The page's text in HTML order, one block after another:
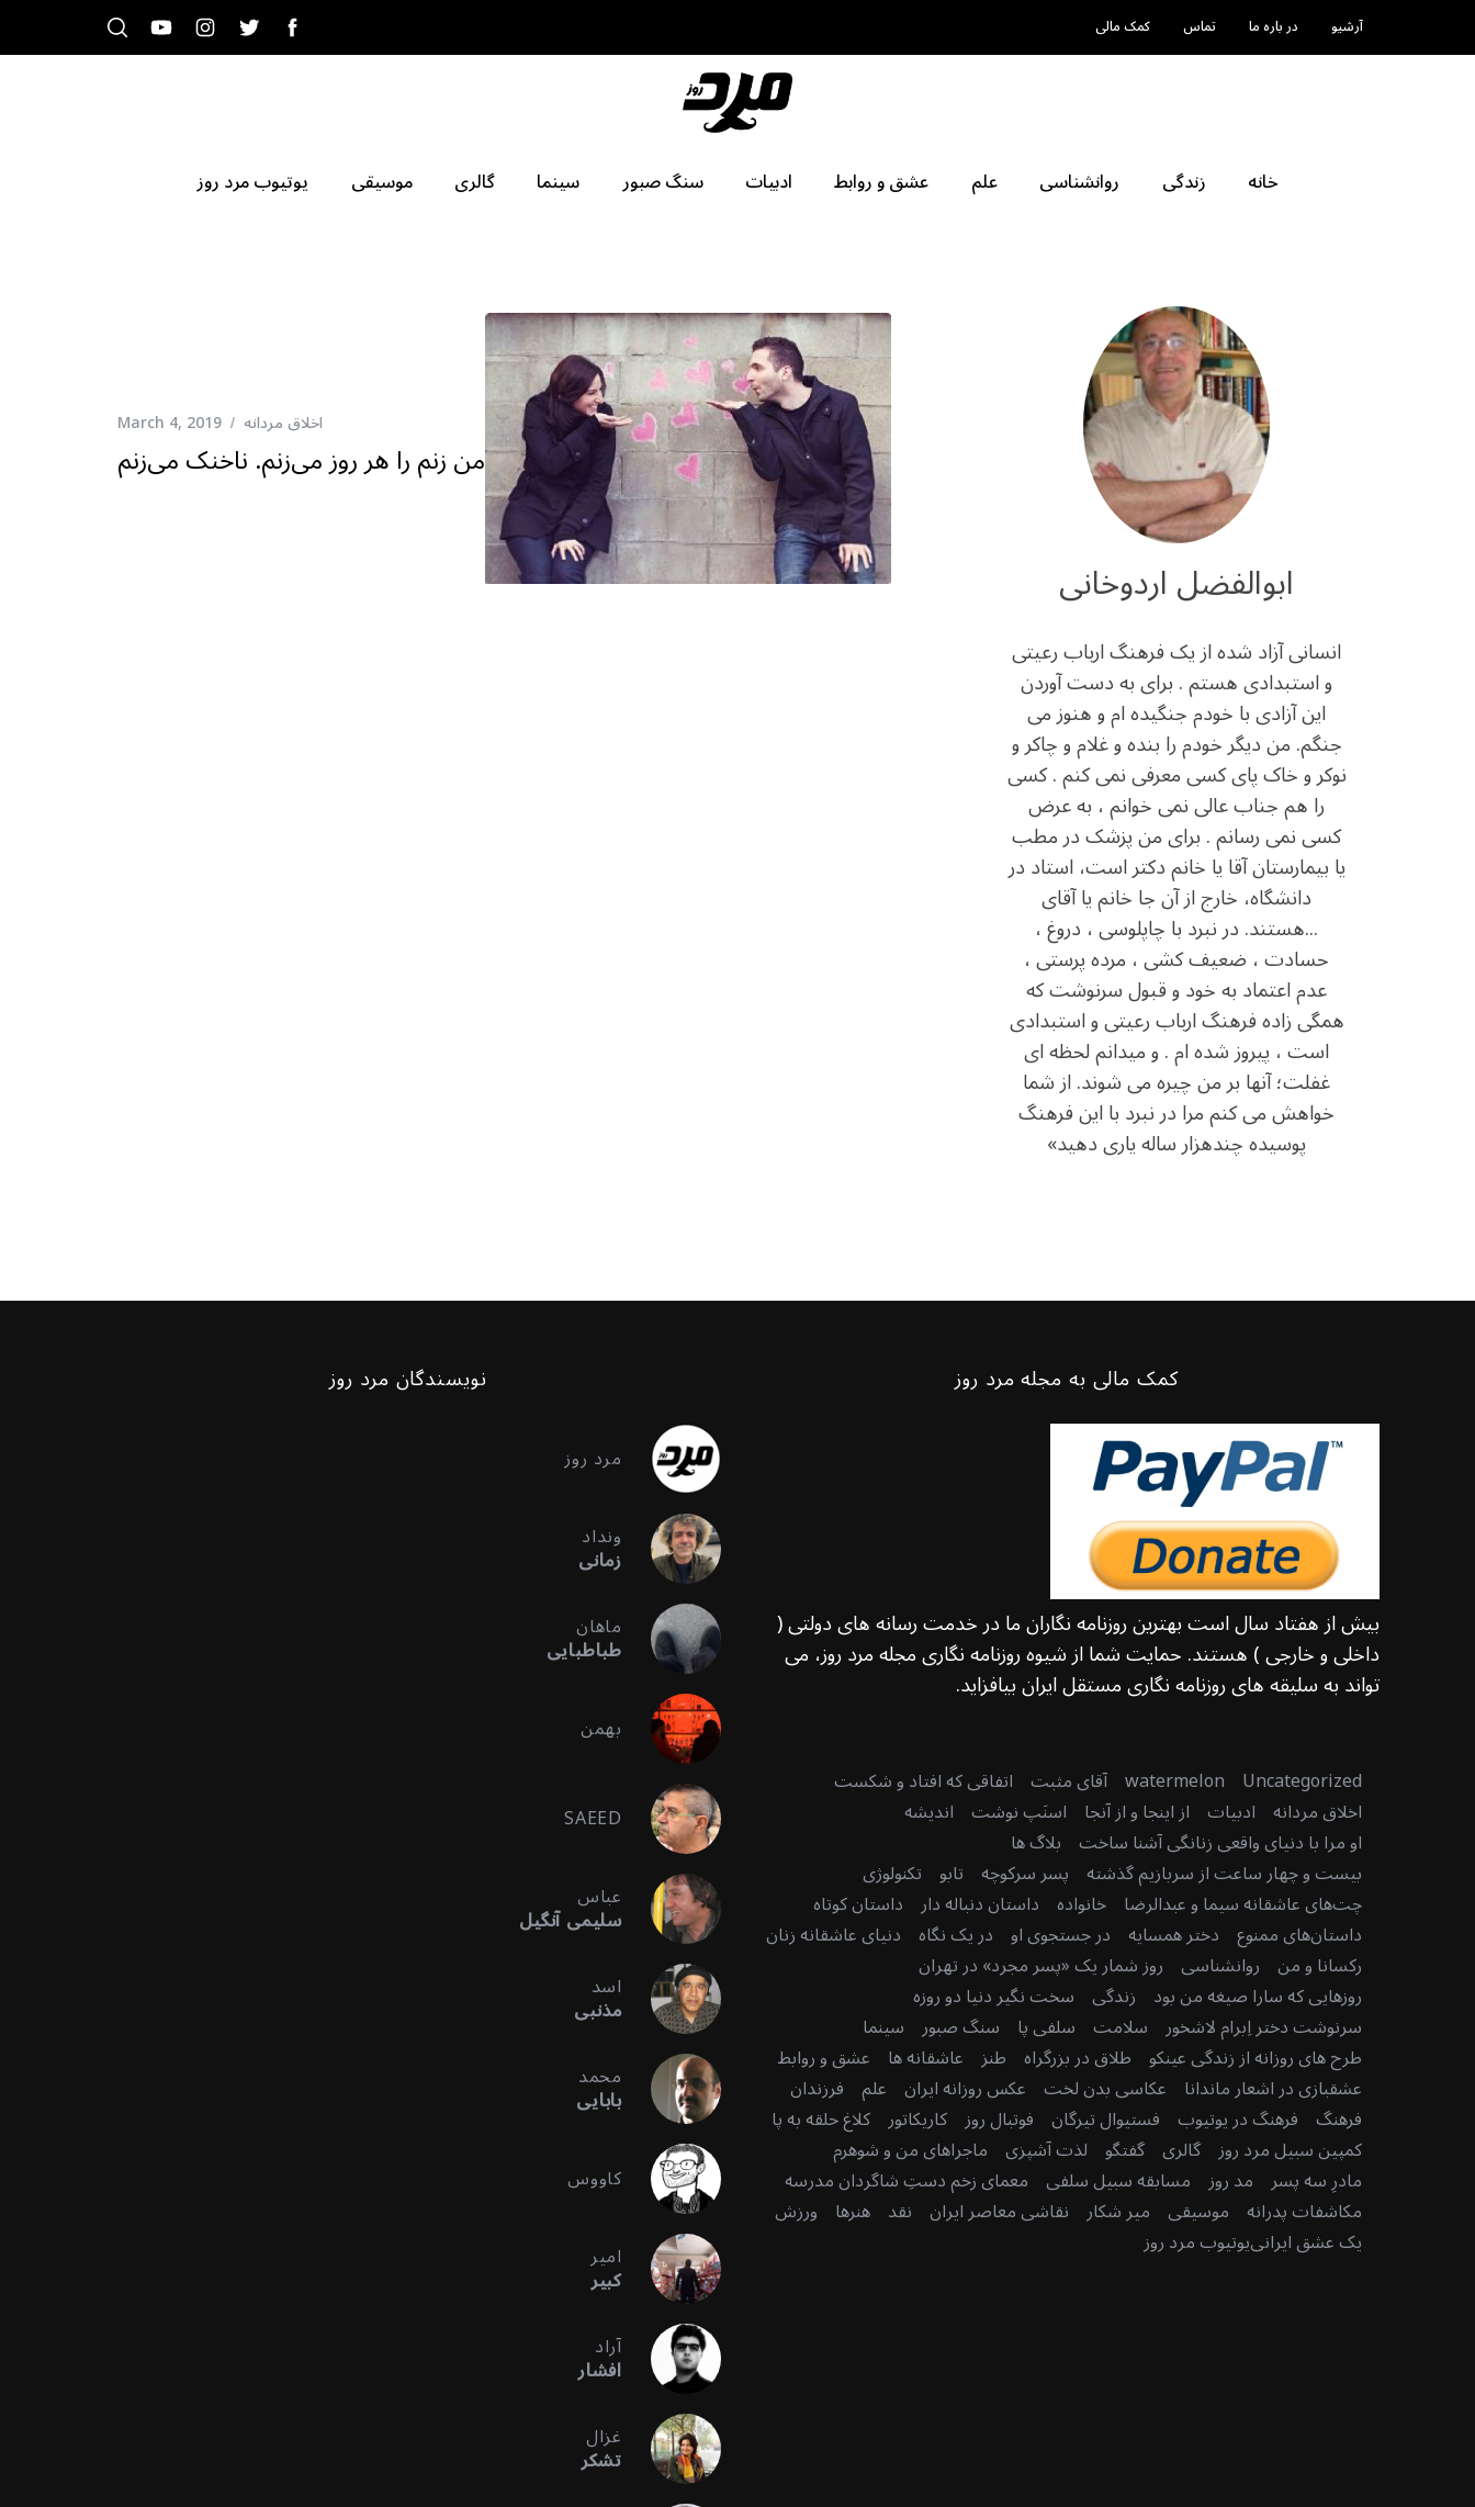
آرشیو در باره ما تماس کمک مالی
خانه زندگی روانشناسی علم عشق و روابط ادبیات سنگ صبور سینما گالری موسیقی یوتیوب مرد روز
ابوالفضل اردوخانی
انسانی آزاد شده از یک فرهنگ ارباب رعیتی
و استبدادی هستم . برای به دست آوردن
این آزادی با خودم جنگیده ام و هنوز می
جنگم. من دیگر خودم را بنده و غلام و چاکر و
نوکر و خاک پای کسی معرفی نمی کنم . کسی
را هم جناب عالی نمی خوانم ، به عرض
کسی نمی رسانم . برای من پزشک در مطب
یا بیمارستان آقا یا خانم دکتر است، استاد در
دانشگاه، خارج از آن جا خانم یا آقای
...هستند. در نبرد با چاپلوسی ، دروغ ،
حسادت ، ضعیف کشی ، مرده پرستی ،
عدم اعتماد به خود و قبول سرنوشت که
همگی زاده فرهنگ ارباب رعیتی و استبدادی
است ، پیروز شده ام . و میدانم لحظه ای
غفلت؛ آنها بر من چیره می شوند. از شما
خواهش می کنم مرا در نبرد با این فرهنگ
پوسیده چندهزار ساله یاری دهید»
اخلاق مردانه March 4, 2019
من زنم را هر روز می‌زنم. ناخنک می‌زنم
کمک مالی به مجله مرد روز
بیش از هفتاد سال است بهترین روزنامه نگاران ما در خدمت رسانه های دولتی (
داخلی و خارجی ) هستند. حمایت شما از شیوه روزنامه نگاری مجله مرد روز، می
تواند به سلیقه های روزنامه نگاری مستقل ایران بیافزاید.
Uncategorized
watermelon آقای مثبت اتفاقی که افتاد و شکست
اخلاق مردانه ادبیات از اینجا و از آنجا اسنَپ نوشت اندیشه
او مرا با دنیای واقعی زنانگی آشنا ساخت بلاگ ها
بیست و چهار ساعت از سربازیم گذشته پسر سرکوچه تابو تکنولوژی
چت‌های عاشقانه سیما و عبدالرضا خانواده داستان دنباله دار داستان کوتاه
داستان‌های ممنوع دختر همسایه در جستجوی او در یک نگاه دنیای عاشقانه زنان
رکسانا و من روانشناسی روز شمار یک «پسر مجرد» در تهران
روزهایی که سارا صیغه من بود زندگی سخت نگیر دنیا دو روزه
سرنوشت دختر اِبرام لاشخور سلامت سلفی پا سنگ صبور سینما
طرح های روزانه از زندگی عینکو طلاق در بزرگراه طنز عاشقانه ها عشق و روابط
عشقبازی در اشعار ماندانا عکاسی بدن لخت عکس روزانه ایران علم فرزندان
فرهنگ فرهنگ در یوتیوب فستیوال تیرگان فوتبال روز کاریکاتور کلاغ حلقه به پا
کمپین سبیل مرد روز گالری گفتگو لذت آشپزی ماجراهای من و شوهرم
مادرِ سه پسر مد روز مسابقه سبیل سلفی معمای زخم دستِ شاگردان مدرسه
مکاشفات پدرانه موسیقی میر شکار نقاشی معاصر ایران نقد هنرها ورزش
یک عشق ایرانییوتیوب مرد روز
نویسندگان مرد روز
مرد روز
ونداد
زمانی
ماهان
طباطبایی
بهمن
SAEED
عباس
سلیمی آنگیل
اسد
مذنبی
محمد
بابایی
کاووس
امیر
کبیر
آراد
افشار
غزال
تشکر
a
c
h
f
o
: